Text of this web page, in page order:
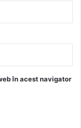
în acest navigator